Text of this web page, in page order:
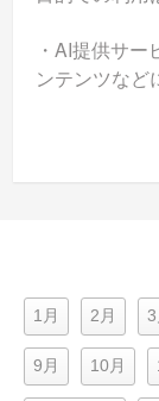
・AI提供サ
ンテンツなど
1月 2月 3
9月 10月